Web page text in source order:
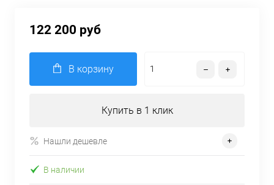
122 200 руб
В корзину
Купить в 1 клик
Нашли дешевле
В наличии